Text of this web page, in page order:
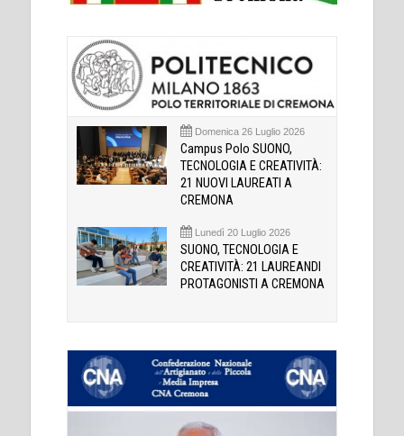
Domenica 26 Luglio 2026
Campus Polo SUONO,
TECNOLOGIA E CREATIVITÀ:
21 NUOVI LAUREATI A
CREMONA
Lunedì 20 Luglio 2026
SUONO, TECNOLOGIA E
CREATIVITÀ: 21 LAUREANDI
PROTAGONISTI A CREMONA